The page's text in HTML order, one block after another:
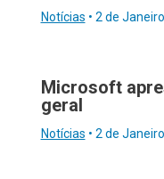
Notícias • 2 de
Microsoft
geral
Notícias • 2 de